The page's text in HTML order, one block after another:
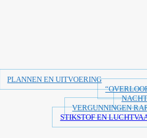
PLANNEN EN UITVOERING
VERGUNNINGEN
STIKSTOF EN